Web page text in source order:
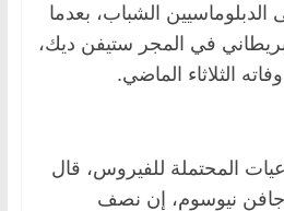
الشباب، بعدما
في المجر ستيفن ديك،
المحتملة للفيروس، قال
جافن نيوسوم، إن نصف